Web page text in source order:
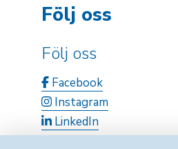
Följ oss
Följ oss
Facebook
Instagram
LinkedIn